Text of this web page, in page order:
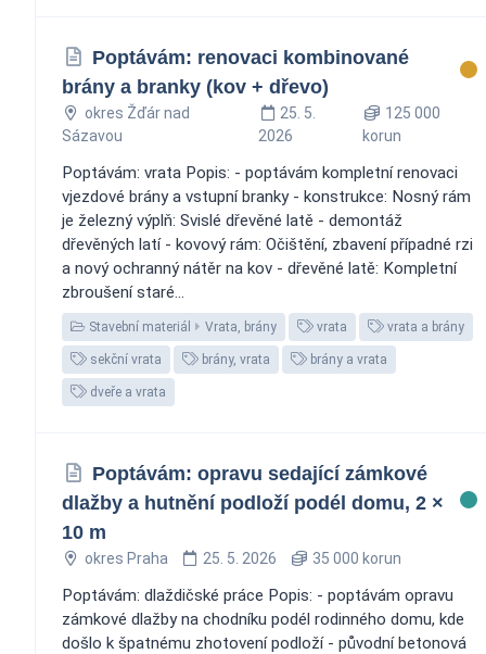
Poptávám: renovaci kombinované
brány a branky (kov + dřevo)
okres Žďár nad
Sázavou
25. 5.
2026
125 000
korun
Poptávám: vrata Popis: - poptávám kompletní renovaci
vjezdové brány a vstupní branky - konstrukce: Nosný rám
je železný výplň: Svislé dřevěné latě - demontáž
dřevěných latí - kovový rám: Očištění, zbavení případné rzi
a nový ochranný nátěr na kov - dřevěné latě: Kompletní
zbroušení staré...
Stavební materiál Vrata, brány vrata vrata a brány
sekční vrata brány, vrata brány a vrata
dveře a vrata
Poptávám: opravu sedající zámkové
dlažby a hutnění podloží podél domu, 2 ×
10 m
okres Praha 25. 5. 2026 35 000 korun
Poptávám: dlaždičské práce Popis: - poptávám opravu
zámkové dlažby na chodníku podél rodinného domu, kde
došlo k špatnému zhotovení podloží - původní betonová